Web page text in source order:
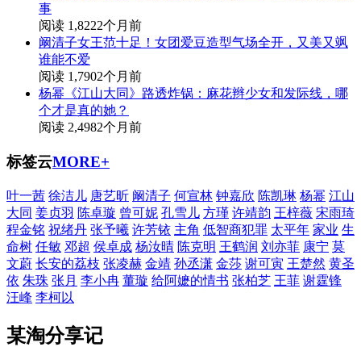
事
阅读 1,8222个月前
阚清子女王范十足！女团爱豆造型气场全开，又美又飒
谁能不爱
阅读 1,7902个月前
杨幂《江山大同》路透炸锅：麻花辫少女和发际线，哪
个才是真的她？
阅读 2,4982个月前
标签云MORE+
叶一茜 徐洁儿 唐艺昕 阚清子 何宣林 钟嘉欣 陈凯琳 杨幂 江山
大同 姜贞羽 陈卓璇 曾可妮 孔雪儿 方瑾 许靖韵 王梓薇 宋雨琦
程金铭 祝绪丹 张予曦 许芳铱 主角 低智商犯罪 太平年 家业 生
命树 任敏 邓超 侯卓成 杨汝晴 陈克明 王鹤润 刘亦菲 康宁 莫
文蔚 长安的荔枝 张凌赫 金靖 孙丞潇 金莎 谢可寅 王楚然 黄圣
依 朱珠 张月 李小冉 董璇 给阿嬷的情书 张柏芝 王菲 谢霆锋
汪峰 李柯以
某淘分享记